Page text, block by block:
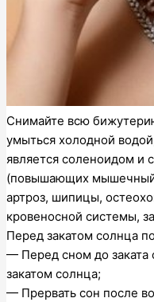
Снимайте всю
умыться холодной
является соленоидом и
(повышающих мышечный
артроз, шипицы,
кровеносной системы,
Перед закатом солнца
— Перед сном до заката
закатом солнца;
— Прервать сон после